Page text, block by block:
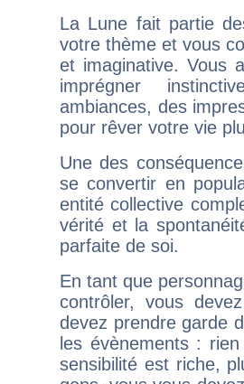
La Lune fait partie
votre thème et vous
et imaginative. Vous
imprégner
ambiances, des
pour rêver votre vie
Une des
se convertir en
entité collective
vérité et la
parfaite de soi.
En tant que
contrôler, vous
devez prendre garde
les évènements :
sensibilité est riche,